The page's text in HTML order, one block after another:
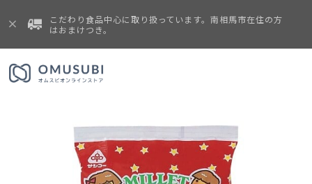
こだわり食品中心に取り扱っています。南相馬市在住の方
はおまけつき。